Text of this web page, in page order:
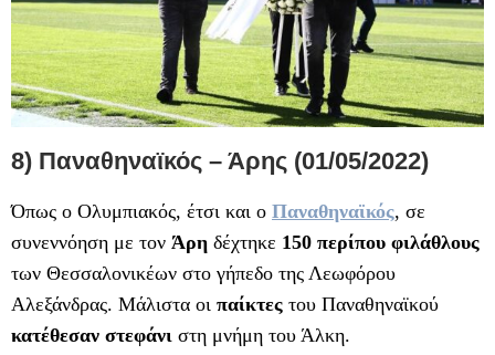
8) Παναθηναϊκός – Άρης (01/05/2022)
Όπως ο Ολυμπιακός, έτσι και ο Παναθηναϊκός, σε
συνεννόηση με τον Άρη δέχτηκε 150 περίπου φιλάθλους
των Θεσσαλονικέων στο γήπεδο της Λεωφόρου
Αλεξάνδρας. Μάλιστα οι παίκτες του Παναθηναϊκού
κατέθεσαν στεφάνι στη μνήμη του Άλκη.